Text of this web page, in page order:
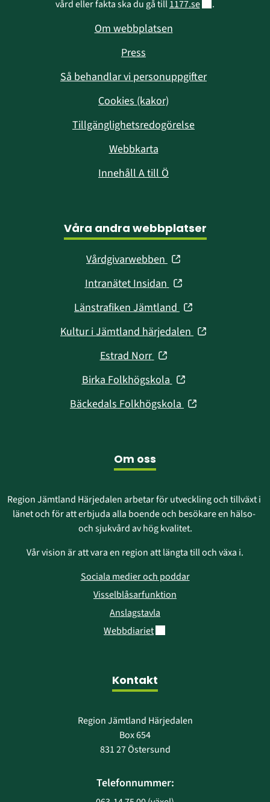
vård eller fakta ska du gå till 1177.seLänk till annan
.
Om webbplatsen
Press
Så behandlar vi personuppgifter
Cookies (kakor)
Tillgänglighetsredogörelse
Webbkarta
Innehåll A till Ö
Våra andra webbplatser
Vårdgivarwebben (öppnas
nytt
fönster)
Intranätet Insidan (öppnas
nytt
fönster)
Länstrafiken Jämtland (öppnas
nytt
Kultur i Jämtland härjedalen (öppnas
Estrad Norr (öppnas
nytt
fönster)
Birka Folkhögskola (öppnas
nytt
Bäckedals Folkhögskola (öppnas
Om oss
Region Jämtland Härjedalen arbetar för utveckling och tillväxt i
länet och för att erbjuda alla boende och besökare en hälso-
och sjukvård av hög kvalitet.
Vår vision är att vara en region att längta till och växa i.
Sociala medier och poddar
Visselblåsarfunktion
Anslagstavla
WebbdiarietLänk till annan webbplats.
Kontakt
Region Jämtland Härjedalen
Box 654
831 27 Östersund
Telefonnummer: